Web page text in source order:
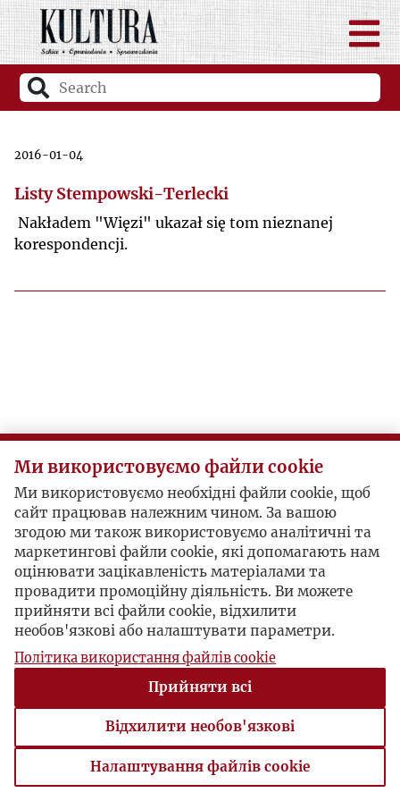
2016-01-04
Listy Stempowski-Terlecki
Nakładem "Więzi" ukazał się tom nieznanej
korespondencji.
Ми використовуємо файли cookie
Ми використовуємо необхідні файли cookie, щоб
сайт працював належним чином. За вашою
згодою ми також використовуємо аналітичні та
маркетингові файли cookie, які допомагають нам
оцінювати зацікавленість матеріалами та
провадити промоційну діяльність. Ви можете
прийняти всі файли cookie, відхилити
необов'язкові або налаштувати параметри.
Політика використання файлів cookie
Прийняти всі
Відхилити необов'язкові
Налаштування файлів cookie
Налаштування файлів cookie